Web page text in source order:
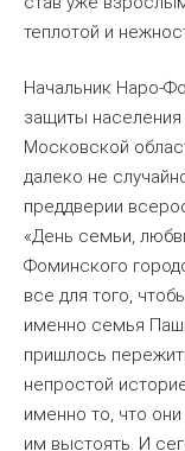
теплотой и
Начальник Наро-
защиты
Московской
далеко не
преддверии
«День семьи,
Фоминского
все для того,
именно семья
пришлось
непростой
именно то, что
им выстоять. И